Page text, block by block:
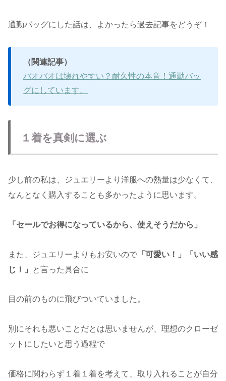
通勤バッグにした話は、よかったら過去記事をどうぞ！
（関連記事）
バオバオは壊れやすい？耐久性の本音！通勤バッ
グにしています。
１着を真剣に選ぶ
少し前の私は、ジュエリーより洋服への熱量は少なくて、
なんとなく購入することも多かったように思います。
「セールでお得になっているから、使えそうだから」
また、ジュエリーよりもお安いので 「可愛い！」「いい感
じ！」
と言った具合に
目の前のものに飛びついていました。
別にそれも悪いことだとは思いませんが、理想のクローゼ
ットにしたいと思う過程で
価格に関わらず１着１着を考えて、取り入れることが自分